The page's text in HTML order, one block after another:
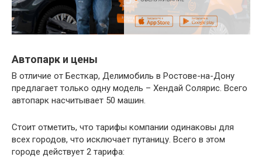
Автопарк и цены
В отличие от Бесткар, Делимобиль в Ростове-на-Дону
предлагает только одну модель – Хендай Солярис. Всего
автопарк насчитывает 50 машин.
Стоит отметить, что тарифы компании одинаковы для
всех городов, что исключает путаницу. Всего в этом
городе действует 2 тарифа: